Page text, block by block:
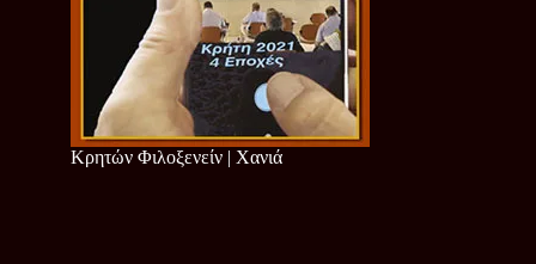
Κρητών Φιλοξενείν | Χανιά